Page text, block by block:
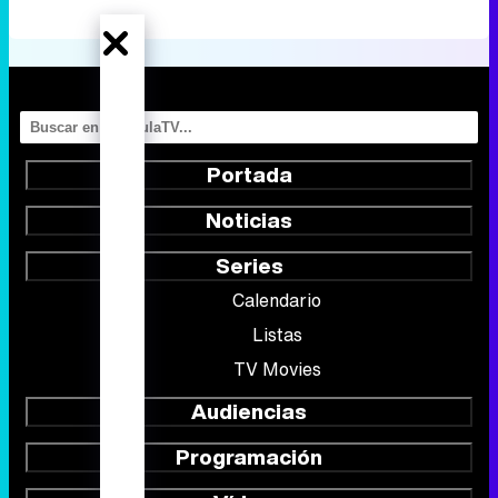
Portada
Noticias
Series
Calendario
Listas
TV Movies
Audiencias
Programación